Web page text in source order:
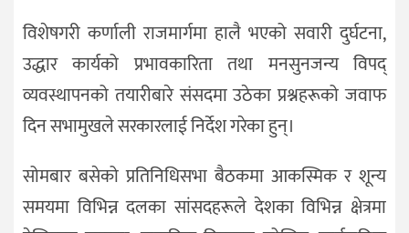
विशेषगरी कर्णाली राजमार्गमा हालै भएको सवारी दुर्घटना,
उद्धार कार्यको प्रभावकारिता तथा मनसुनजन्य विपद्
व्यवस्थापनको तयारीबारे संसदमा उठेका प्रश्नहरूको जवाफ
दिन सभामुखले सरकारलाई निर्देश गरेका हुन्।
सोमबार बसेको प्रतिनिधिसभा बैठकमा आकस्मिक र शून्य
समयमा विभिन्न दलका सांसदहरूले देशका विभिन्न क्षेत्रमा